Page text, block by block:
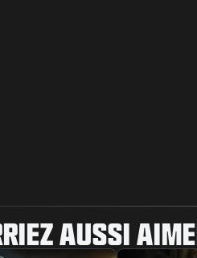
AUSSI